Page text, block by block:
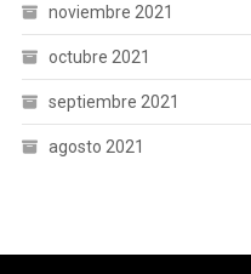
noviembre 2021
octubre 2021
septiembre 2021
agosto 2021